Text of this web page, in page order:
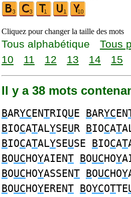
Cliquez pour changer la taille des mots
Tous alphabétique Tous
10
11 12 13 14 15
Il y a 38 mots
BARYCENTRIQUE BARYCEN
BIOCATALYSEUR BIOCAT
BIOCATALYSEUSE BIOCAT
BOUCHOYAIENT BOUCHOY
BOUCHOYASSENT BOUCHOY
BOUCHOYERENT BOYCOTTE